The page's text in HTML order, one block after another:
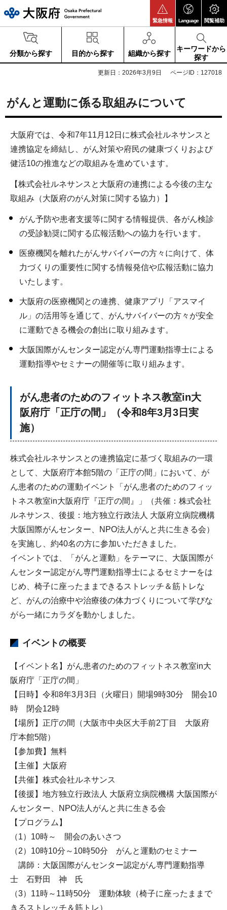
緊急情報 Language 閲覧補助
分類から探す 目的から探す 組織から探す
キーワードから
探す
更新日：2026年3月9日 ページID：127018
がんと運動に係る取組みについて
大阪府では、令和7年11月12日に株式会社ルネサンスと
連携協定を締結し、がん対策や府民の健康づくりおよび
健活10の推進などの取組みを進めています。
【株式会社ルネサンスと大阪府の連携による今後の主な
取組み（大阪府のがん対策に関する協力）】
がん予防や患者支援等に関する情報提供、各がん検診
の受診勧奨に関する広報活動への協力を行います。
医療機関を離れたがんサバイバーの方々に向けて、体
力づくりの重要性に関する情報発信や広報活動に協力
いたします。
大阪府の医療機関との連携、健康アプリ「アスマイ
ル」の活用等を通じて、がんサバイバーの方々が安全
に運動できる機会の創出に取り組みます。
大阪国際がんセンター認定がん専門運動指導士による
運動指導やセミナーの開催等に取り組みます。
がん患者のためのフィットネス教室in大
阪府庁「正庁の間」（令和8年3月3日実
施）
株式会社ルネサンスとの連携協定に基づく取組みの一環
として、大阪府庁本館5階の「正庁の間」において、が
ん患者のための運動イベント「がん患者のためのフィッ
トネス教室in大阪府庁『正庁の間』」（共催：株式会社
ルネサンス、後援：地方独立行政法人 大阪府立病院機構
大阪国際がんセンター、NPO法人がんと共に生きる会）
を実施し、約40名の方に参加いただきました。
イベントでは、「がんと運動」をテーマに、大阪国際が
んセンター認定がん専門運動指導士によるセミナーをは
じめ、椅子に座ったままできるストレッチ＆筋トレな
ど、がんの治療中や治療後の体力づくりについて学びな
がら一緒にカラダを動かしました。
イベントの概要
【イベント名】がん患者のためのフィットネス教室in大
阪府庁「正庁の間」
【日時】令和8年3月3日（火曜日）開場9時30分 開会10
時 閉会12時
【場所】正庁の間（大阪市中央区大手前2丁目 大阪府
庁本館5階）
【参加費】無料
【主催】大阪府
【共催】株式会社ルネサンス
【後援】地方独立行政法人 大阪府立病院機構 大阪国際が
んセンター、NPO法人がんと共に生きる会
【プログラム】
（1）10時～ 開会のあいさつ
（2）10時10分～10時50分 がんと運動のセミナー
講師：大阪国際がんセンター認定がん専門運動指導
士 石野田 神 氏
（3）11時～11時50分 運動体験（椅子に座ったままで
きるストレッチ＆筋トレ）